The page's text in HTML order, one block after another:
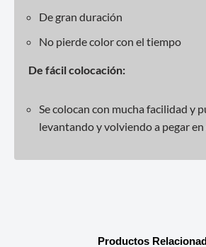
De gran duración
No pierde color con el tiempo
De fácil colocación:
Se colocan con mucha facilidad y
levantando y volviendo a pegar
Productos